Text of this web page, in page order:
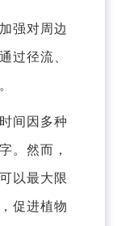
强对周边
过径流、
间因多种
。然而，
以最大限
促进植物